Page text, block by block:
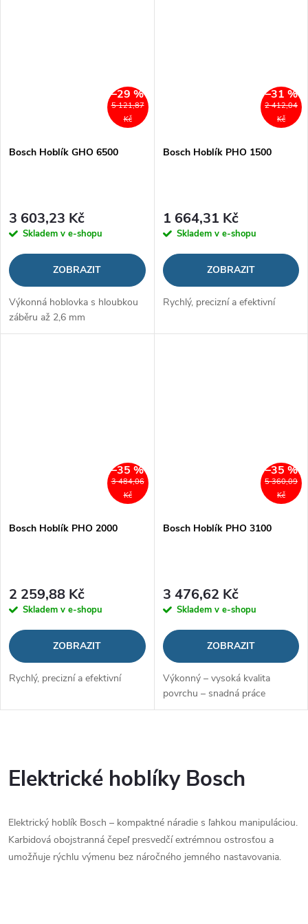
5 121,87
Kč
–29 %
Bosch Hoblík GHO 6500
3 603,23 Kč
Skladem v e-shopu
ZOBRAZIT
Výkonná hoblovka s hloubkou
záběru až 2,6 mm
2 412,04
Kč
–31 %
Bosch Hoblík PHO 1500
1 664,31 Kč
Skladem v e-shopu
ZOBRAZIT
Rychlý, precizní a efektivní
3 484,06
Kč
–35 %
Bosch Hoblík PHO 2000
2 259,88 Kč
Skladem v e-shopu
ZOBRAZIT
Rychlý, precizní a efektivní
5 360,09
Kč
–35 %
Bosch Hoblík PHO 3100
3 476,62 Kč
Skladem v e-shopu
ZOBRAZIT
Výkonný – vysoká kvalita
povrchu – snadná práce
v
á
d
Elektrické hoblíky Bosch
Elektrický hoblík Bosch – kompaktné náradie s ľahkou manipuláciou.
Karbidová obojstranná čepeľ presvedčí extrémnou ostrosťou a
umožňuje rýchlu výmenu bez náročného jemného nastavovania.